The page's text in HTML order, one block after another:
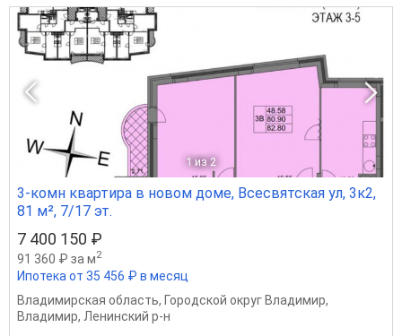
1 из 2
3-комн квартира в новом доме, Всесвятская ул, 3к2,
81 м², 7/17 эт.
7 400 150 ₽
91 360 ₽ за м2
Ипотека от 35 456 ₽ в месяц
Владимирская область, Городской округ Владимир,
Владимир, Ленинский р-н